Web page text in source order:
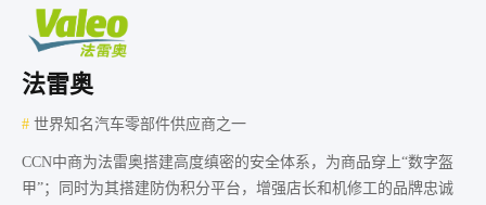
法雷奥
# 世界知名汽车零部件供应商之一
CCN中商为法雷奥搭建高度缜密的安全体系，为商品穿上“数字盔
甲”；同时为其搭建防伪积分平台，增强店长和机修工的品牌忠诚